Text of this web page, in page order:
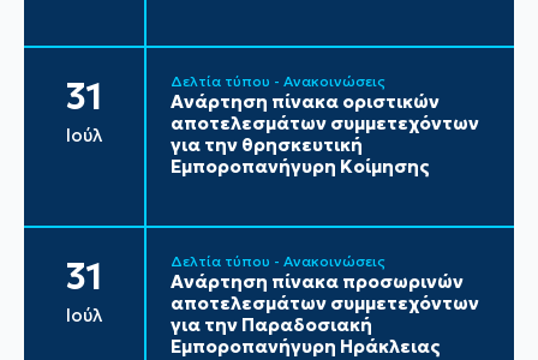
31
Ιούλ
Δελτία τύπου - Ανακοινώσεις
Ανάρτηση πίνακα οριστικών
αποτελεσμάτων συμμετεχόντων
για την θρησκευτική
Εμποροπανήγυρη Κοίμησης
31
Ιούλ
Δελτία τύπου - Ανακοινώσεις
Ανάρτηση πίνακα προσωρινών
αποτελεσμάτων συμμετεχόντων
για την Παραδοσιακή
Εμποροπανήγυρη Ηράκλειας